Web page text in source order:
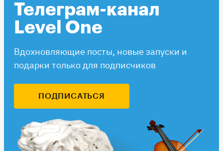
Телеграм-канал
Level One
Вдохновляющие посты, новые запуски и
подарки только для подписчиков
ПОДПИСАТЬСЯ